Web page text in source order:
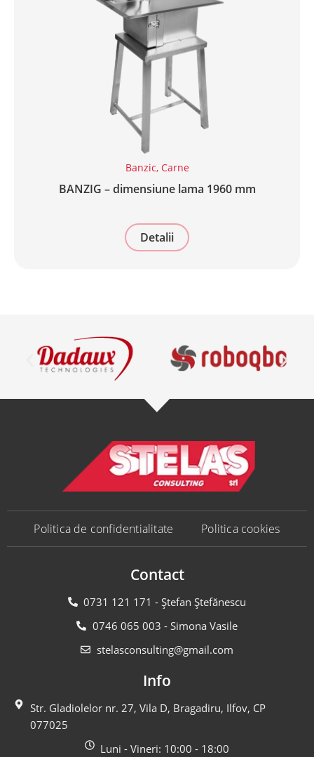
Banzic, Carne
BANZIG – dimensiune lama 1960 mm
Detalii
Politica de confidentialitate Politica cookies
Contact
0731 121 171 - Ștefan Ștefănescu
0746 065 003 - Simona Vasile
stelasconsulting@gmail.com
Info
Str. Gladiolelor nr. 27, Vila D, Bragadiru, Ilfov, CP
077025
Luni - Vineri: 10:00 - 18:00